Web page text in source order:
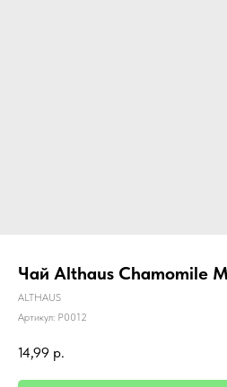
Чай Althaus Chamomile
ALTHAUS
Артикул: P0012
14,99 р.